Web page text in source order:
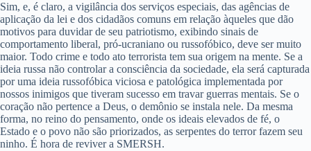
Sim, e, é claro, a vigilância dos serviços especiais, das agências de
aplicação da lei e dos cidadãos comuns em relação àqueles que dão
motivos para duvidar de seu patriotismo, exibindo sinais de
comportamento liberal, pró-ucraniano ou russofóbico, deve ser muito
maior. Todo crime e todo ato terrorista tem sua origem na mente. Se a
ideia russa não controlar a consciência da sociedade, ela será capturada
por uma ideia russofóbica viciosa e patológica implementada por
nossos inimigos que tiveram sucesso em travar guerras mentais. Se o
coração não pertence a Deus, o demônio se instala nele. Da mesma
forma, no reino do pensamento, onde os ideais elevados de fé, o
Estado e o povo não são priorizados, as serpentes do terror fazem seu
ninho. É hora de reviver a SMERSH.